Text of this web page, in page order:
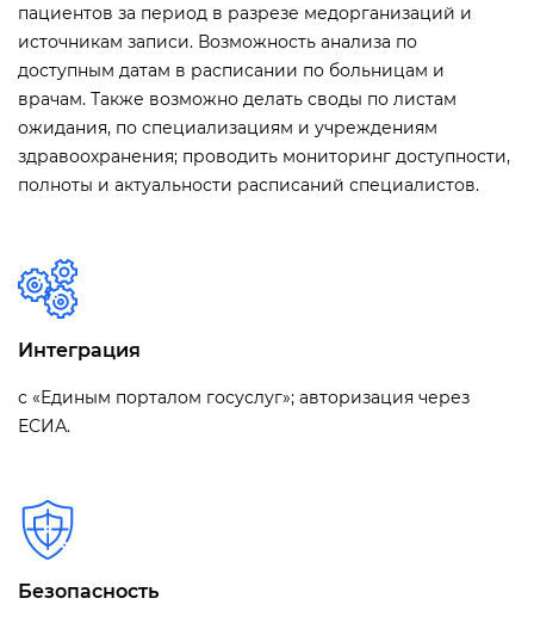
пациентов за период в разрезе медорганизаций и
источникам записи. Возможность анализа по
доступным датам в расписании по больницам и
врачам. Также возможно делать своды по листам
ожидания, по специализациям и учреждениям
здравоохранения; проводить мониторинг доступности,
полноты и актуальности расписаний специалистов.
Интеграция
с «Единым порталом госуслуг»; авторизация через
ЕСИА.
Безопасность